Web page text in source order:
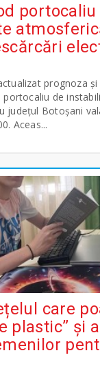
portocaliu
prognoza și
portocaliu de
județul Botoșani
Aceas...
care
plastic” și